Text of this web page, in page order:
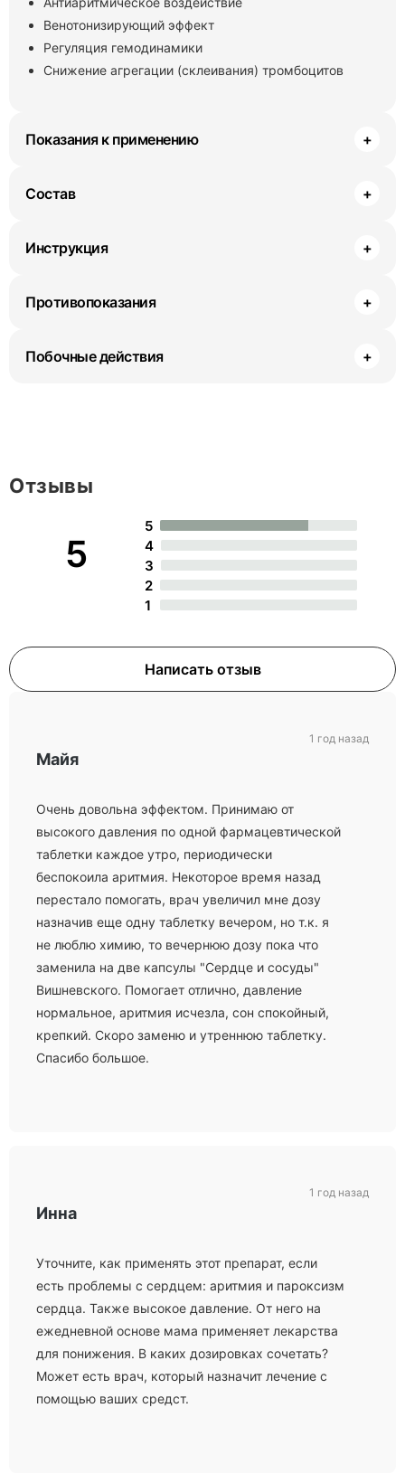
Венотонизирующий эффект
Регуляция гемодинамики
Снижение агрегации (склеивания) тромбоцитов
Показания к применению +
Состав +
Инструкция +
Противопоказания +
Побочные действия +
5
5
4
3
2
1
Написать отзыв
Отзывы
Майя
Очень довольна эффектом. Принимаю от
высокого давления по одной фармацевтической
таблетки каждое утро, периодически
беспокоила аритмия. Некоторое время назад
перестало помогать, врач увеличил мне дозу
назначив еще одну таблетку вечером, но т.к. я
не люблю химию, то вечернюю дозу пока что
заменила на две капсулы "Сердце и сосуды"
Вишневского. Помогает отлично, давление
нормальное, аритмия исчезла, сон спокойный,
крепкий. Скоро заменю и утреннюю таблетку.
Спасибо большое.
1 год назад
Инна
Уточните, как применять этот препарат, если
есть проблемы с сердцем: аритмия и пароксизм
сердца. Также высокое давление. От него на
ежедневной основе мама применяет лекарства
для понижения. В каких дозировках сочетать?
Может есть врач, который назначит лечение с
помощью ваших средст.
1 год назад